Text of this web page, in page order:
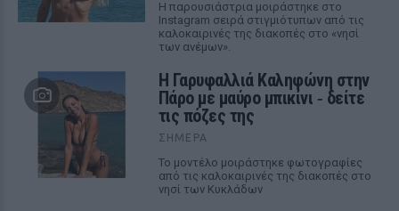
Η παρουσιάστρια μοιράστηκε στο
Instagram σειρά στιγμιότυπων από τις
καλοκαιρινές της διακοπές στο «νησί
των ανέμων».
Η Γαρυφαλλιά Καληφώνη στην
Πάρο με μαύρο μπικίνι ‑ δείτε
τις πόζες της
ΣΉΜΕΡΑ
Το μοντέλο μοιράστηκε φωτογραφίες
από τις καλοκαιρινές της διακοπές στο
νησί των Κυκλάδων